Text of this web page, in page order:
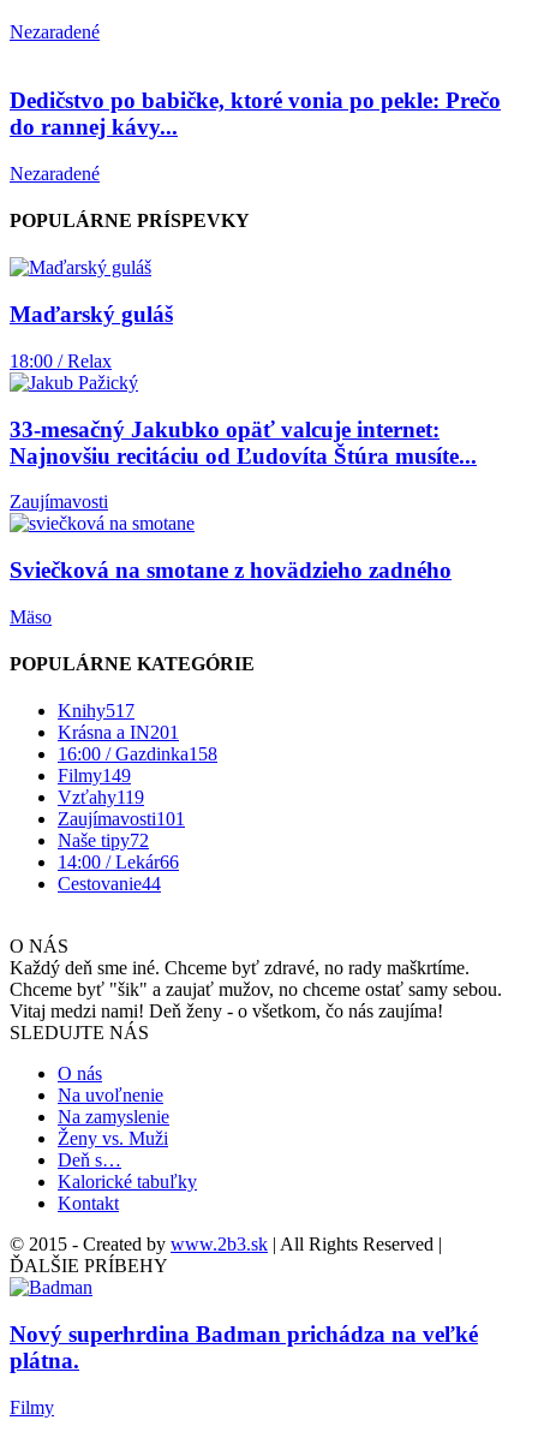
Nezaradené
Dedičstvo po babičke, ktoré vonia po pekle: Prečo
do rannej kávy...
Nezaradené
POPULÁRNE PRÍSPEVKY
Maďarský guláš
18:00 / Relax
33-mesačný Jakubko opäť valcuje internet:
Najnovšiu recitáciu od Ľudovíta Štúra musíte...
Zaujímavosti
Sviečková na smotane z hovädzieho zadného
Mäso
POPULÁRNE KATEGÓRIE
Knihy517
Krásna a IN201
16:00 / Gazdinka158
Filmy149
Vzťahy119
Zaujímavosti101
Naše tipy72
14:00 / Lekár66
Cestovanie44
O NÁS
Každý deň sme iné. Chceme byť zdravé, no rady maškrtíme.
Chceme byť "šik" a zaujať mužov, no chceme ostať samy sebou.
Vitaj medzi nami! Deň ženy - o všetkom, čo nás zaujíma!
SLEDUJTE NÁS
O nás
Na uvoľnenie
Na zamyslenie
Ženy vs. Muži
Deň s…
Kalorické tabuľky
Kontakt
© 2015 - Created by www.2b3.sk | All Rights Reserved |
ĎALŠIE PRÍBEHY
Nový superhrdina Badman prichádza na veľké
plátna.
Filmy